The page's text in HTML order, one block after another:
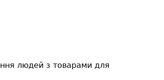
людей з товарами для